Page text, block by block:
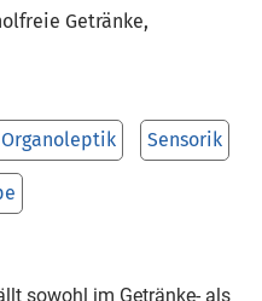
Getränke,
Organoleptik Sensorik
sowohl im Getränke- als